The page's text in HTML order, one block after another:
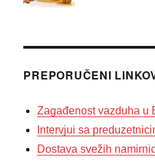
PREPORUČENI
Zagađenost vazduha u
Intervjui sa
Dostava svežih